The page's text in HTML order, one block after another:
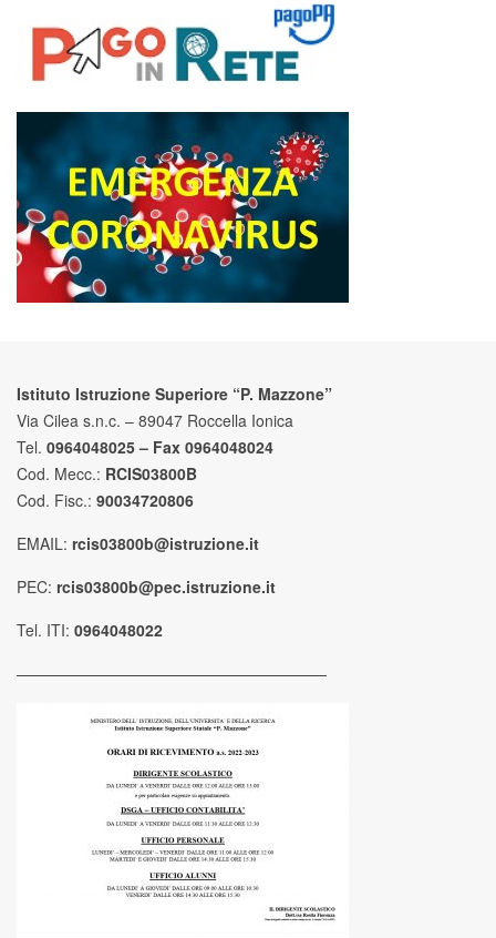
Istituto Istruzione Superiore “P. Mazzone”
Via Cilea s.n.c. – 89047 Roccella Ionica
Tel. 0964048025 – Fax 0964048024
Cod. Mecc.: RCIS03800B
Cod. Fisc.: 90034720806
EMAIL: rcis03800b@istruzione.it
PEC: rcis03800b@pec.istruzione.it
Tel. ITI: 0964048022
————————————————————